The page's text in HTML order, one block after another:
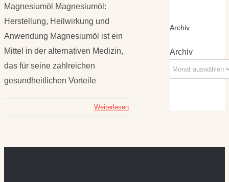
Magnesiumöl Magnesiumöl:
Herstellung, Heilwirkung und
Anwendung Magnesiumöl ist ein
Mittel in der alternativen Medizin,
das für seine zahlreichen
gesundheitlichen Vorteile
Weiterlesen
Archiv
Archiv